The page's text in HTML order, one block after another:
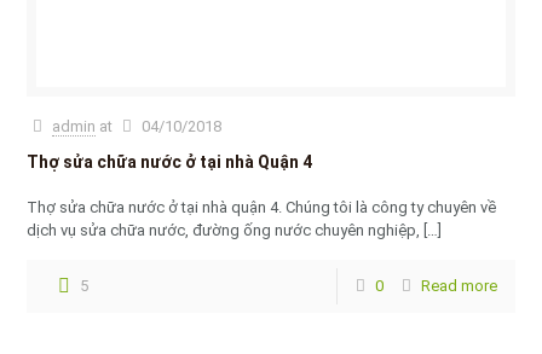
admin at 04/10/2018
Thợ sửa chữa nước ở tại nhà Quận 4
Thợ sửa chữa nước ở tại nhà quận 4. Chúng tôi là công ty chuyên về
dịch vụ sửa chữa nước, đường ống nước chuyên nghiệp,
5 0 Read more